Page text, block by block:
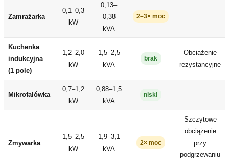
Zamrażarka
0,1–0,3
kW
0,13–
0,38
kVA
2–3× moc —
Kuchenka
indukcyjna
(1 pole)
1,2–2,0
kW
1,5–2,5
kVA
brak
Obciążenie
rezystancyjne
Mikrofalówka
0,7–1,2
kW
0,88–1,5
kVA
niski —
Zmywarka
1,5–2,5
kW
1,9–3,1
kVA
2× moc
Szczytowe
obciążenie
przy
podgrzewaniu